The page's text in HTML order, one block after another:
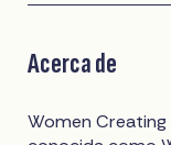
Acerca de
Women